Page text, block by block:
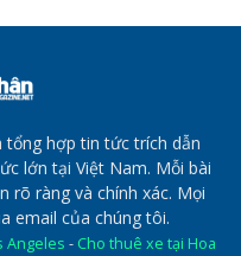
tổng hợp tin tức trích dẫn
lớn tại Việt Nam. Mỗi bài
rõ ràng và chính xác. Mọi
email của chúng tôi.
Angeles - Cho thuê xe tại Hoa